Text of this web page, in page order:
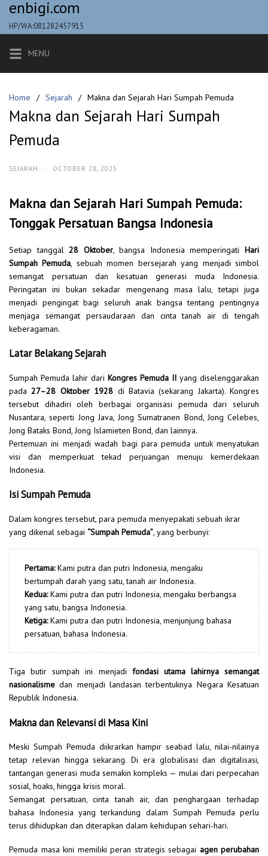
Skip
content
enbigi.com
HP/WA:081282457915
MENU
Home Sejarah Makna dan Sejarah Hari Sumpah Pemuda
Makna dan Sejarah Hari Sumpah
Pemuda
SEJARAH · OCTOBER 28, 2025
Makna dan Sejarah Hari Sumpah Pemuda:
Tonggak Persatuan Bangsa Indonesia
Setiap tanggal28 Oktober, bangsa Indonesia memperingatiHari
Sumpah Pemuda, sebuah momen bersejarah yang menjadi simbol
semangat persatuan dan kesatuan generasi muda Indonesia.
Peringatan ini bukan sekadar mengenang masa lalu, tetapi juga
menjadi pengingat bagi seluruh anak bangsa tentang pentingnya
menjaga semangat persaudaraan dan cinta tanah air di tengah
keberagaman.
Latar Belakang Sejarah
Sumpah Pemuda lahir dari Kongres Pemuda II yang diselenggarakan
pada27–28 Oktober 1928 di Batavia (sekarang Jakarta). Kongres
tersebut dihadiri oleh berbagai organisasi pemuda dari seluruh
Nusantara, seperti Jong Java, Jong Sumatranen Bond, Jong Celebes,
Jong Bataks Bond, Jong Islamieten Bond, dan lainnya.
Pertemuan ini menjadi wadah bagi para pemuda untuk menyatukan
visi dan memperkuat tekad perjuangan menuju kemerdekaan
Indonesia.
Isi Sumpah Pemuda
Dalam kongres tersebut, para pemuda menyepakati sebuah ikrar
yang dikenal sebagai “Sumpah Pemuda”, yang berbunyi:
Pertama:Kami putra dan putri Indonesia, mengaku
bertumpah darah yang satu, tanah air Indonesia.
Kedua:Kami putra dan putri Indonesia, mengaku berbangsa
yang satu, bangsa Indonesia.
Ketiga:Kami putra dan putri Indonesia, menjunjung bahasa
persatuan, bahasa Indonesia.
Tiga butir sumpah ini menjadi fondasi utama lahirnya semangat
nasionalisme dan menjadi landasan terbentuknya Negara Kesatuan
Republik Indonesia.
Makna dan Relevansi di Masa Kini
Meski Sumpah Pemuda diikrarkan hampir seabad lalu, nilai-nilainya
tetap relevan hingga sekarang. Di era globalisasi dan digitalisasi,
tantangan generasi muda semakin kompleks — mulai dari perpecahan
sosial, hoaks, hingga krisis moral.
Semangat persatuan, cinta tanah air, dan penghargaan terhadap
bahasa Indonesia yang terkandung dalam Sumpah Pemuda perlu
terus dihidupkan dan diterapkan dalam kehidupan sehari-hari.
Pemuda masa kini memiliki peran strategis sebagai agen perubahan